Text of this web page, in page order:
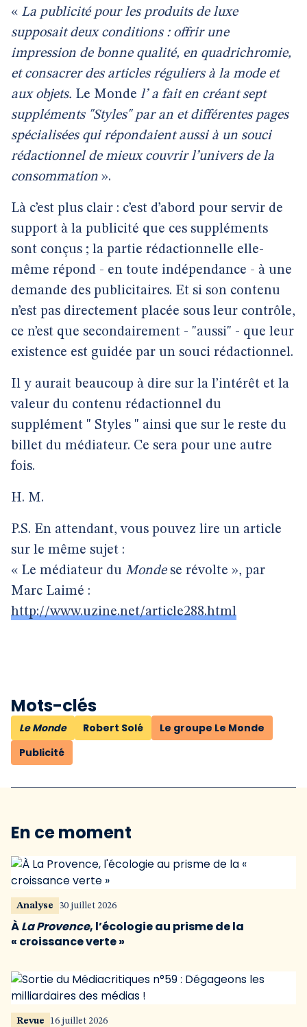
« La publicité pour les produits de luxe
supposait deux conditions : offrir une
impression de bonne qualité, en quadrichromie,
et consacrer des articles réguliers à la mode et
aux objets. Le Monde l’ a fait en créant sept
suppléments "Styles" par an et différentes pages
spécialisées qui répondaient aussi à un souci
rédactionnel de mieux couvrir l’univers de la
consommation ».
Là c’est plus clair : c’est d’abord pour servir de
support à la publicité que ces suppléments
sont conçus ; la partie rédactionnelle elle-
même répond - en toute indépendance - à une
demande des publicitaires. Et si son contenu
n’est pas directement placée sous leur contrôle,
ce n’est que secondairement - "aussi" - que leur
existence est guidée par un souci rédactionnel.
Il y aurait beaucoup à dire sur la l’intérêt et la
valeur du contenu rédactionnel du
supplément " Styles " ainsi que sur le reste du
billet du médiateur. Ce sera pour une autre
fois.
H. M.
P.S. En attendant, vous pouvez lire un article
sur le même sujet :
« Le médiateur du Mondese révolte », par
Marc Laimé :
http://www.uzine.net/article288.html
Mots-clés
Le Monde Robert Solé
Le groupe Le Monde
Publicité
En ce moment
Analyse 30 juillet 2026
ÀLa Provence, l’écologie au prisme de la
« croissance verte »
Revue 16 juillet 2026